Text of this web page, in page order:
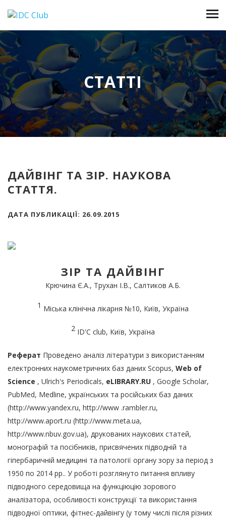
СТАТТІ
ДАЙВІНГ ТА ЗІР. НАУКОВА
СТАТТЯ.
ДАТА ПУБЛИКАЦІЇ: 26.09.2015
ЗІР ТА ДАЙВІНГ
Крючина Є.А., Трухан І.В., Салтиков А.Б.
1 Міська клінічна лікарня №10, Київ, Україна
2 ID'C club, Київ, Україна
Реферат Проведено аналіз літератури з використанням
електронних наукометричних баз даних Scopus, Web of
Science , Ulrich's Periodicals, eLIBRARY.RU , Google Scholar,
PubMed, Medline, українських та російських баз даних
(http://www.yandex.ru, http://www .rambler.ru,
http://www.aport.ru (http://www.meta.ua,
http://www.nbuv.gov.ua), друкованих наукових статей,
монографій та посібників, присвячених підводній та
гіпербаричній медицині та патології органу зору за період з
1950 по 2014 рр.. У роботі розглянуто питання впливу
підводного середовища на функціюцію зорового
аналізатора, особливості конструкції та використання
підводної оптики, фітнес-дайвінгу (у тому числі після різних